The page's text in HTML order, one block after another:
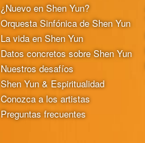
¿Nuevo en Shen Yun?
Orquesta Sinfónica de Shen Yun
La vida en Shen Yun
Datos concretos sobre Shen Yun
Nuestros desafíos
Shen Yun & Espiritualidad
Conozca a los artistas
Preguntas frecuentes